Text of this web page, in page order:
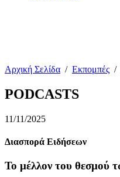
Αρχική Σελίδα / Εκπομπές /
PODCASTS
11/11/2025
Διασπορά Ειδήσεων
Το μέλλον του θεσμού